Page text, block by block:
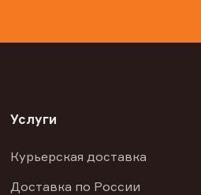
Услуги
Курьерская доставка
Доставка по России